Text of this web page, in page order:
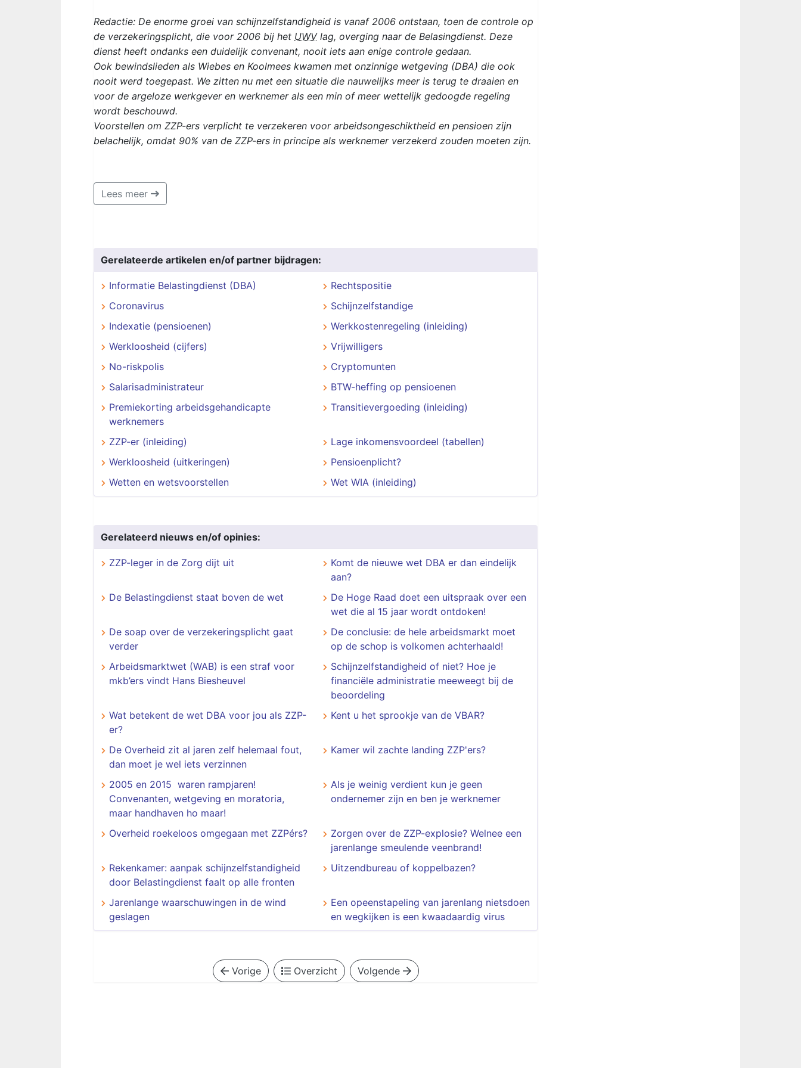
Redactie: De enorme groei van schijnzelfstandigheid is vanaf 2006 ontstaan, toen de controle op
de verzekeringsplicht, die voor 2006 bij het UWVlag, overging naar de Belasingdienst. Deze
dienst heeft ondanks een duidelijk convenant, nooit iets aan enige controle gedaan.
Ook bewindslieden als Wiebes en Koolmees kwamen met onzinnige wetgeving (DBA) die ook
nooit werd toegepast. We zitten nu met een situatie die nauwelijks meer is terug te draaien en
voor de argeloze werkgever en werknemer als een min of meer wettelijk gedoogde regeling
wordt beschouwd.
Voorstellen om ZZP-ers verplicht te verzekeren voor arbeidsongeschiktheid en pensioen zijn
belachelijk, omdat 90% van de ZZP-ers in principe als werknemer verzekerd zouden moeten zijn.
Lees meer
Gerelateerde artikelen en/of partner bijdragen:
Informatie Belastingdienst (DBA)
Rechtspositie
Coronavirus
Schijnzelfstandige
Indexatie (pensioenen)
Werkkostenregeling (inleiding)
Werkloosheid (cijfers)
Vrijwilligers
No-riskpolis
Cryptomunten
Salarisadministrateur
BTW-heffing op pensioenen
Premiekorting arbeidsgehandicapte
werknemers
Transitievergoeding (inleiding)
ZZP-er (inleiding)
Lage inkomensvoordeel (tabellen)
Werkloosheid (uitkeringen)
Pensioenplicht?
Wetten en wetsvoorstellen
Wet WIA (inleiding)
Gerelateerd nieuws en/of opinies:
ZZP-leger in de Zorg dijt uit
Komt de nieuwe wet DBA er dan eindelijk
aan?
De Belastingdienst staat boven de wet
De Hoge Raad doet een uitspraak over een
wet die al 15 jaar wordt ontdoken!
De soap over de verzekeringsplicht gaat
verder
De conclusie: de hele arbeidsmarkt moet
op de schop is volkomen achterhaald!
Arbeidsmarktwet (WAB) is een straf voor
mkb’ers vindt Hans Biesheuvel
Schijnzelfstandigheid of niet? Hoe je
financiële administratie meeweegt bij de
beoordeling
Wat betekent de wet DBA voor jou als ZZP-
er?
Kent u het sprookje van de VBAR?
De Overheid zit al jaren zelf helemaal fout,
dan moet je wel iets verzinnen
Kamer wil zachte landing ZZP'ers?
2005 en 2015 waren rampjaren!
Convenanten, wetgeving en moratoria,
maar handhaven ho maar!
Als je weinig verdient kun je geen
ondernemer zijn en ben je werknemer
Overheid roekeloos omgegaan met ZZPérs?
Zorgen over de ZZP-explosie? Welnee een
jarenlange smeulende veenbrand!
Rekenkamer: aanpak schijnzelfstandigheid
door Belastingdienst faalt op alle fronten
Uitzendbureau of koppelbazen?
Jarenlange waarschuwingen in de wind
geslagen
Een opeenstapeling van jarenlang nietsdoen
en wegkijken is een kwaadaardig virus
Vorige Overzicht Volgende